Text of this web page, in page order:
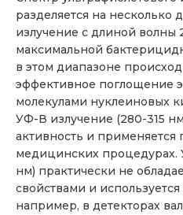
разделяется на несколько
излучение с длиной волны
максимальной
в этом диапазоне
эффективное поглощение
молекулами нуклеиновых
УФ-В излучение (280-315
активность и
медицинских процедурах.
нм) практически не
свойствами и
например, в детекторах